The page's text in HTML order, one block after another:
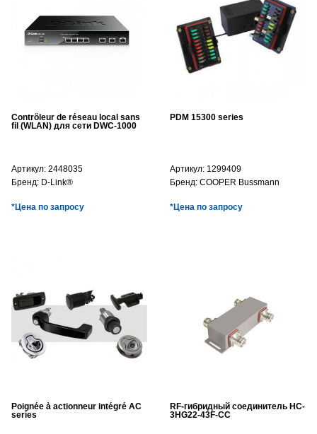
Contrôleur de réseau local sans
fil (WLAN) для сети DWC-1000
Артикул: 2448035
Бренд: D-Link®
*Цена по запросу
PDM 15300 series
Артикул: 1299409
Бренд: COOPER Bussmann
*Цена по запросу
Poignée à actionneur intégré AC
series
RF-гибридный соединитель HC-
3HG22-43F-CC